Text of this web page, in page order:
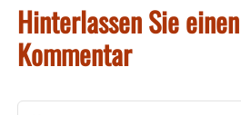
Hinterlassen Sie einen
Kommentar